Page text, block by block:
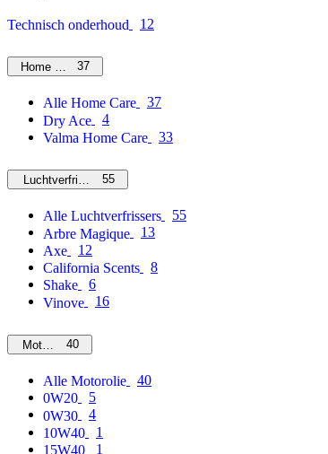
Technisch onderhoud 12
Home Care37
Alle Home Care
37
Dry Ace
4
Valma Home Care
33
Luchtverfrissers55
Alle Luchtverfrissers
55
Arbre Magique
13
Axe
12
California Scents
8
Shake
6
Vinove
16
Motorolie40
Alle Motorolie
40
0W20
5
0W30
4
10W40
1
15W40
1